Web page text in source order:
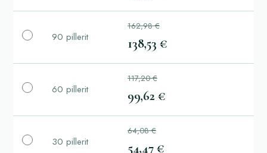
90 pillerit
162,98 €
138,53 €
60 pillerit
117,20 €
99,62 €
30 pillerit
64,08 €
54,47 €